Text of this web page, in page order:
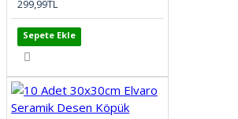
299,99TL
Sepete Ekle